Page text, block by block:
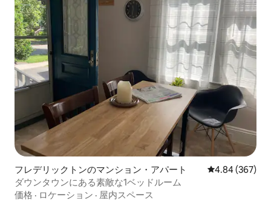
フレデリックトンのマンション・アパート レビュー367
4.84 (367)
ダウンタウンにある素敵な1ベッドルーム
価格 · ロケーション · 屋内スペース